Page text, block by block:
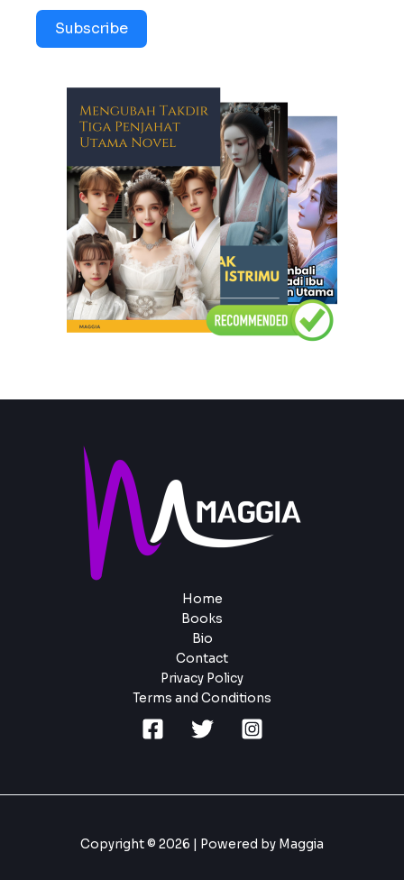
Subscribe
Home
Books
Bio
Contact
Privacy Policy
Terms and Conditions
Copyright © 2026 | Powered by Maggia